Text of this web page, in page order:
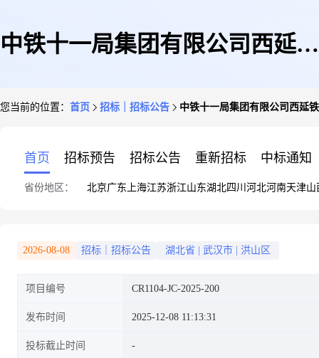
中铁十一局集团有限公司西延铁
您当前的位置： 首页 招标｜招标公告 中铁十一局集团有限公司西延
首页 招标预告 招标公告 重新招标 中标通知
省份地区： 北京广东 上海江苏浙江山东湖北四川 河北河南天津山
2026-08-08 招标｜招标公告 湖北省 武汉市 洪山区
项目编号 CR1104-JC-2025-200
发布时间 2025-12-08 11:13:31
投标截止时间